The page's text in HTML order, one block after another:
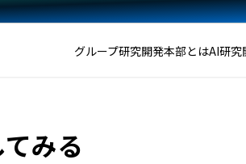
グループ研究開発本部とはAI研究
みる